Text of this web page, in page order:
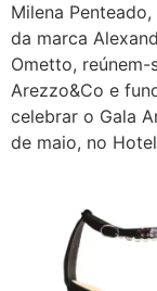
Milena
da marca
Ometto, reúnem-
Arezzo&Co e
celebrar o Gala
de maio, no